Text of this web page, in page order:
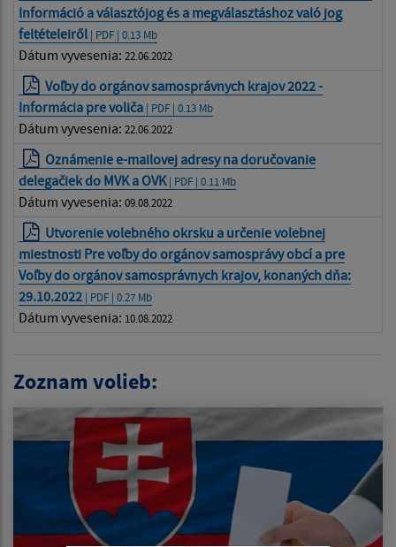
Információ a választójog és a megválasztáshoz való jog
feltételeiről | PDF | 0.13 Mb
Dátum vyvesenia: 22.06.2022
Voľby do orgánov samosprávnych krajov 2022 -
Informácia pre voliča | PDF | 0.13 Mb
Dátum vyvesenia: 22.06.2022
Oznámenie e-mailovej adresy na doručovanie
delegačiek do MVK a OVK| PDF | 0.11 Mb
Dátum vyvesenia: 09.08.2022
Utvorenie volebného okrsku a určenie volebnej
miestnosti Pre voľby do orgánov samosprávy obcí a pre
Voľby do orgánov samosprávnych krajov, konaných dňa:
29.10.2022 | PDF | 0.27 Mb
Dátum vyvesenia: 10.08.2022
Zoznam volieb: